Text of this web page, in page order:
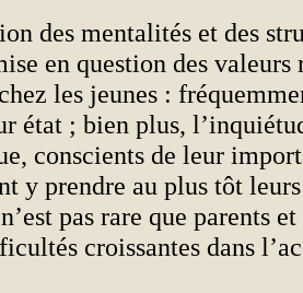
des mentalités et des
en question des valeurs
les jeunes :
état ; bien plus,
conscients de leur
y prendre au plus tôt
pas rare que parents
croissantes dans